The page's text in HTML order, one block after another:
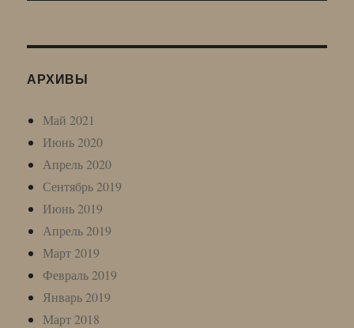
АРХИВЫ
Май 2021
Июнь 2020
Апрель 2020
Сентябрь 2019
Июнь 2019
Апрель 2019
Март 2019
Февраль 2019
Январь 2019
Март 2018